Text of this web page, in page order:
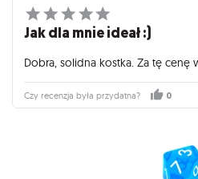
Jak dla mnie ideał :)
Dobra, solidna kostka. Za tę cenę
Czy recenzja była przydatna? 0